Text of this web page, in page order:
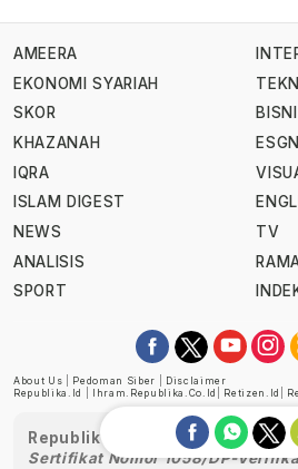
AMEERA
EKONOMI SYARIAH
SKOR
KHAZANAH
IQRA
ISLAM DIGEST
NEWS
ANALISIS
SPORT
TV
About Us Pedoman Siber
Disclaimer
Republika.id
Ihram.republika.co.id Retizen.id
Republika telah diverifikasi
Sertifikat Nomor 1058/DP-